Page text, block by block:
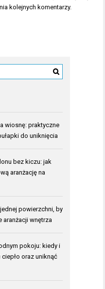
kolejnych komentarzy.
wiosnę: praktyczne
do uniknięcia
bez kiczu: jak
aranżację na
powierzchni, by
aranżacji wnętrza
pokoju: kiedy i
oraz uniknąć